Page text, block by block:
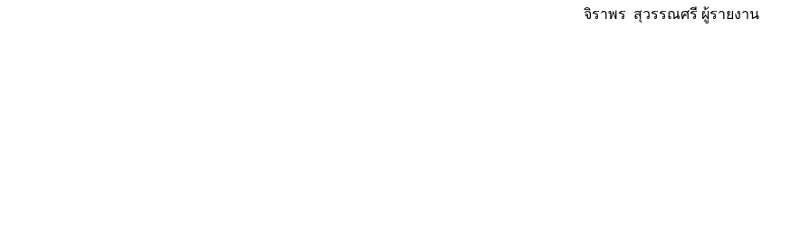
จิราพร สุวรรณศรี ผู้รายงาน